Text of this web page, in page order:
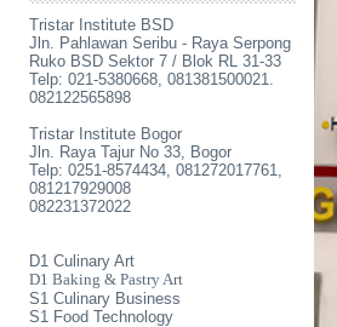
Tristar Institute BSD
Jln. Pahlawan Seribu - Raya Serpong
Ruko BSD Sektor 7 / Blok RL 31-33
Telp: 021-5380668, 081381500021.
082122565898
Tristar Institute Bogor
Jln. Raya Tajur No 33, Bogor
Telp: 0251-8574434, 081272017761,
081217929008
082231372022
D1 Culinary Art
D1 Baking & Pastry Art
S1 Culinary Business
S1 Food Technology